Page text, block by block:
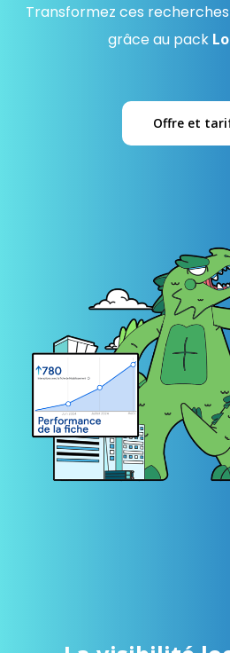
Transformez ces
grâce au pack
Offre et